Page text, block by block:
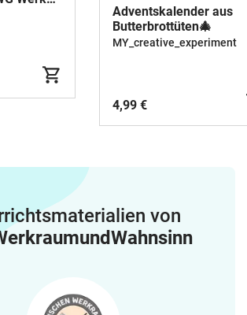
Adventskalender aus
Butterbrottüten🎄
MY_creative_experiment
4,99 €
von